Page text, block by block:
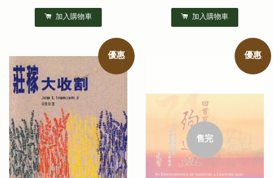
加入購物車 加入購物車
優惠 優惠
售完